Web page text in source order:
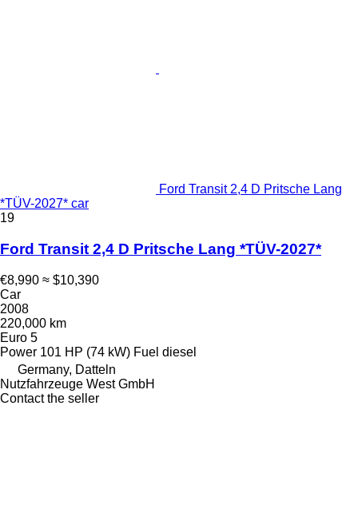
Ford Transit 2,4 D Pritsche Lang
*TÜV-2027* car
19
Ford Transit 2,4 D Pritsche Lang *TÜV-2027*
€8,990 ≈ $10,390
Car
2008
220,000 km
Euro 5
Power 101 HP (74 kW) Fuel diesel
Germany, Datteln
Nutzfahrzeuge West GmbH
Contact the seller